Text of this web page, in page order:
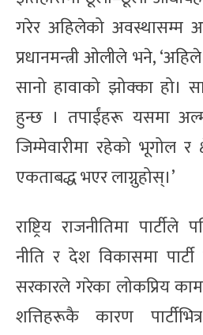
गरेर अहिलेको अवस्थासम्म
प्रधानमन्त्री ओलीले भने,
सानो हावाको झोक्का हो।
हुन्छ । तपाईंहरू यसमा
जिम्मेवारीमा रहेको भूगोल र
एकताबद्ध भएर लाग्नुहोस्।’
राष्ट्रिय राजनीतिमा
नीति र देश विकासमा
सरकारले गरेका लोकप्रिय
शत्तिहरूकै कारण